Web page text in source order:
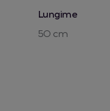
Lungime
50 cm